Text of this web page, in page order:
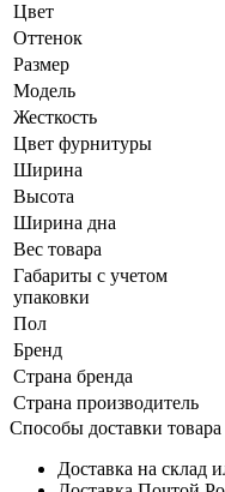
Цвет
Оттенок
Размер
Модель
Жесткость
Цвет фурнитуры
Ширина
Высота
Ширина дна
Вес товара
Габариты с учетом
упаковки
Пол
Бренд
Страна бренда
Страна производитель
Способы доставки
Доставка на склад